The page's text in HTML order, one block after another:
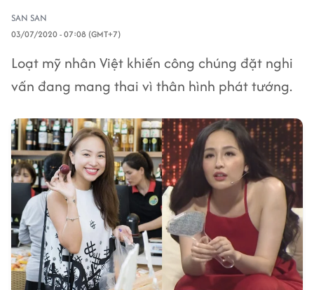
SAN SAN
03/07/2020 - 07:08 (GMT+7)
Loạt mỹ nhân Việt khiến công chúng đặt nghi
vấn đang mang thai vì thân hình phát tướng.